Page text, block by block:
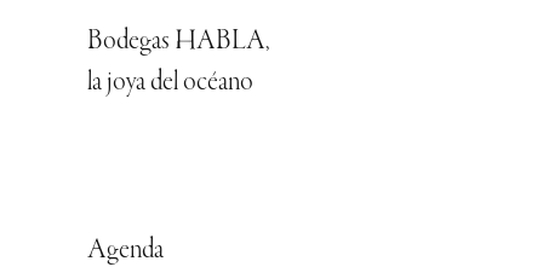
Bodegas HABLA,
la joya del océano
Agenda